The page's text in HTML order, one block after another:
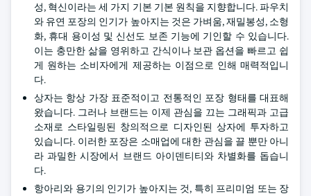
성, 혁신이라는 세 가지 기본 기본 원칙을 지향합니다. 파우치
와 유연 포장의 인기가 높아지는 것은 가벼움, 재밀봉성, 소형
화, 휴대 용이성 및 신선도 보존 기능에 기인할 수 있습니다.
이는 충만한 삶을 영위하고 간식이나 보관 옵션을 빠르고 쉽
게 원하는 소비자에게 제공하는 이점으로 인해 매력적입니
다.
상자는 항상 가장 표준적이고 전통적인 포장 형태를 대표해
왔습니다. 그러나 브랜드는 이제 관심을 끄는 그래픽과 고급
소재로 스타일링된 창의적으로 디자인된 상자에 투자하고
있습니다. 이러한 포장은 소매업에 대한 관심을 끌 뿐만 아니
라 과밀한 시장에서 브랜드 아이덴티티와 차별화를 돕습니
다.
항아리와 용기의 인기가 높아지는 것, 특히 프리미엄 또는 장